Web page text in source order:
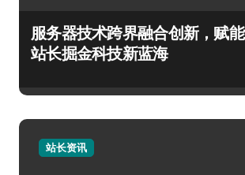
服务器技术跨界融合创新，赋能
站长掘金科技新蓝海
站长资讯